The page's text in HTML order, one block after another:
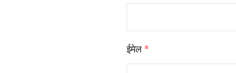
ईमेल *